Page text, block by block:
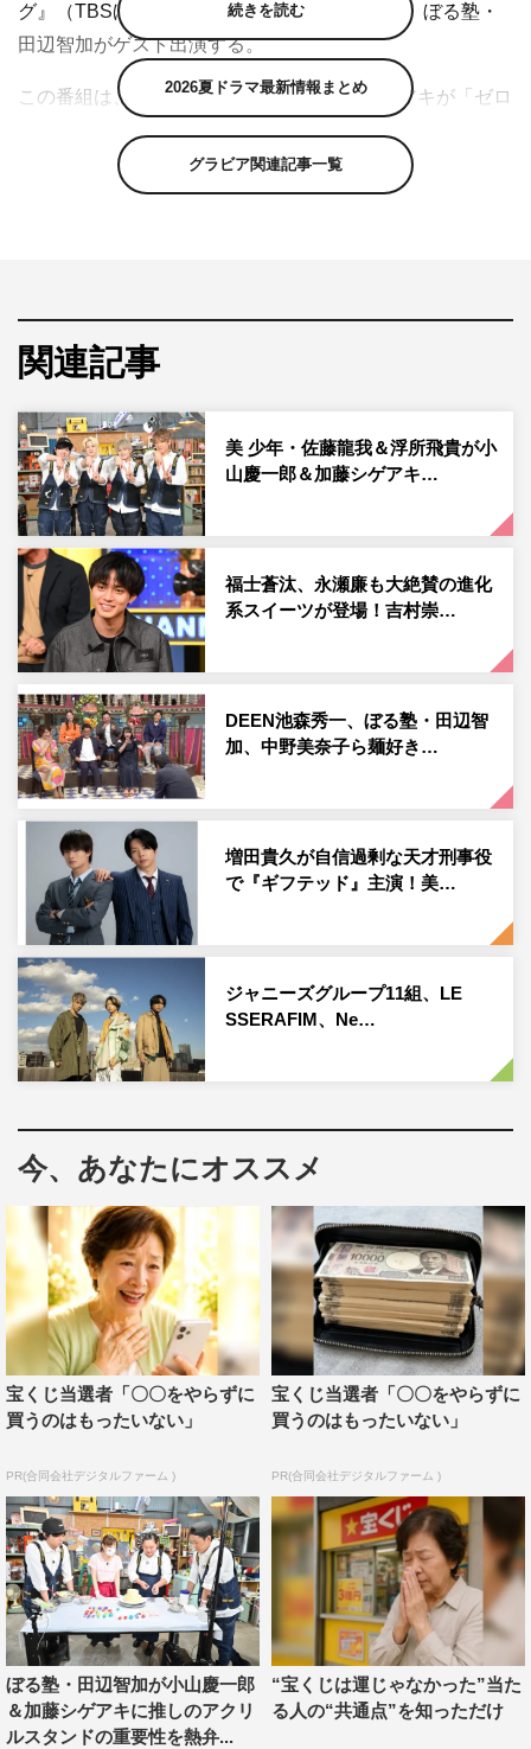
グ』（TBSほか 深夜0時48分～1時18分）に、ぼる塾・
田辺智加がゲスト出演する。
この番組は、NEWSの小山慶一郎と加藤シゲアキが「ゼロ
ら自作していくDIYバラエティ。さまざまなモノ作りを通
じて超絶スキルを習得しながら、1人で何でもできる理想
今回は、芸能界きってのスイーツ好きである田辺の持ち込
み企画で、差し入れにもぴったりのフラワーケーキをメイ
キング。お菓子作りが得意な田辺だが、生クリームでのデ
コレーションは苦手だと言い、かわいいデコレーション術
をマスターしたいと意気込む。
先生を招いてフラワーケーキ作りにとりかかる3人。田辺
は大ファンのKAT-TUN・亀梨和也をイメージして、亀梨
のメンバーカラーであるピンク色の花を作る。亀梨への思
いからか、なかなかの腕前を披露し「私、上達早い！ 上
手にできてる！」と自画自賛する。
器用だと吐露していた田辺だが、先生やNEWSの2人から
も絶賛されるカップケーキを完成させ、「夢のケーキ店開
店に一歩近づいた」と大満足の様子。
いっぽう小山はヒマワリ、加藤はダリアをイメージしたカ
ップケーキを作ることに。手先が器用な加藤は早々にコツ
をマスター。小山から「センスの塊」と評された加藤の作
品とは。
『NEWSの全力!!メイキング』©TBS
番組情報
TBSほか
2023年6月16日、23日（金）深夜0時48分～1時18分
※一部地域を除く
公式サイト：https://www.tbs.co.jp/zenryoku-making/
公式YouTubeチャンネル：
https://www.youtube.com/channel/UC1-aSVithJg-
wd069xgXztg
公式Twitter：@zenryokumaking
続きを読む
2026夏ドラマ最新情報まとめ
グラビア関連記事一覧
関連記事
美 少年・佐藤龍我＆浮所飛貴が小
山慶一郎＆加藤シゲアキ…
福士蒼汰、永瀬廉も大絶賛の進化
系スイーツが登場！吉村崇…
DEEN池森秀一、ぼる塾・田辺智
加、中野美奈子ら麺好き…
増田貴久が自信過剰な天才刑事役
で『ギフテッド』主演！美…
ジャニーズグループ11組、LE
SSERAFIM、Ne…
今、あなたにオススメ
宝くじ当選者「〇〇をやらずに
買うのはもったいない」
PR(合同会社デジタルファーム )
宝くじ当選者「〇〇をやらずに
買うのはもったいない」
PR(合同会社デジタルファーム )
ぼる塾・田辺智加が小山慶一郎
＆加藤シゲアキに推しのアクリ
ルスタンドの重要性を熱弁...
“宝くじは運じゃなかった”当た
る人の“共通点”を知っただけ